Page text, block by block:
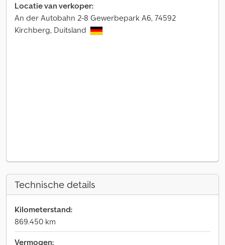
Locatie van verkoper:
An der Autobahn 2-8 Gewerbepark A6, 74592
Kirchberg, Duitsland
Technische details
Kilometerstand:
869.450 km
Vermogen: